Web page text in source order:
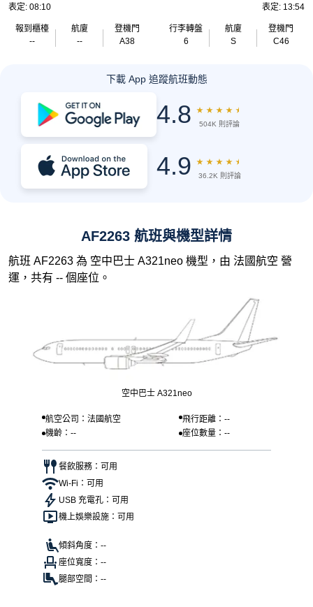
表定: 08:10
報到櫃檯
--
航廈
--
登機門
A38
表定: 13:54
行李轉盤
6
航廈
S
登機門
C46
下載 App 追蹤航班動態
4.8 ★ ★ ★ ★ ★
504K 則評論
4.9 ★ ★ ★ ★ ★
36.2K 則評論
AF2263 航班與機型詳情
航班 AF2263 為 空中巴士 A321neo 機型，由 法國航空 營
運，共有 -- 個座位。
空中巴士 A321neo
航空公司：法國航空
飛行距離：--
機齡：--
座位數量：--
餐飲服務：可用
Wi-Fi：可用
USB 充電孔：可用
機上娛樂設施：可用
傾斜角度：--
座位寬度：--
腿部空間：--